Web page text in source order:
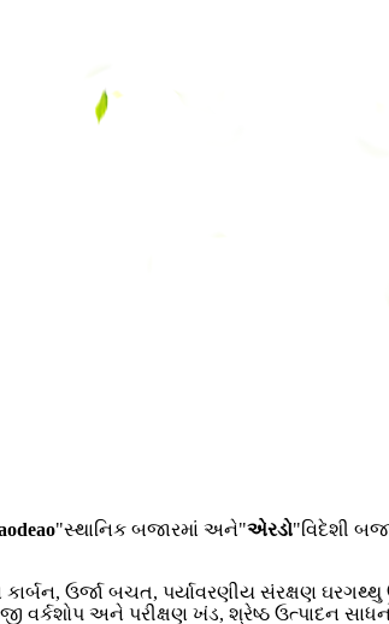
"સ્થાનિક બજારમાં અને"એરડો"વિદેશી
ઉર્જા બચત, પર્યાવરણીય સંરક્ષણ ઘરગથ્થુ
અને પરીક્ષણ ખંડ, શ્રેષ્ઠ ઉત્પાદન